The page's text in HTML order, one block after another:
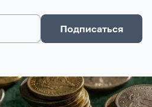
Подписаться